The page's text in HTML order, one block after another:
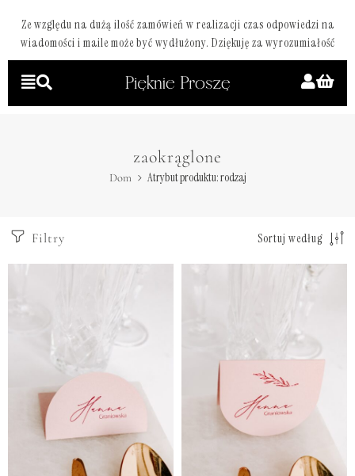
Ze względu na dużą ilość zamówień w realizacji czas odpowiedzi na
wiadomości i maile może być wydłużony. Dziękuję za wyrozumiałość
zaokrąglone
Dom Atrybut produktu: rodzaj
Filtry Sortuj według